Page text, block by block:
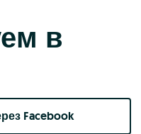
в
Facebook